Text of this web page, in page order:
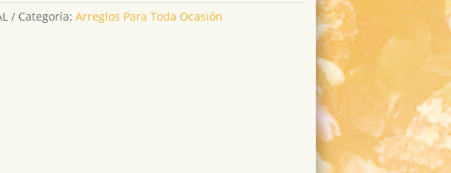
Categoría: Arreglos Para Toda Ocasión